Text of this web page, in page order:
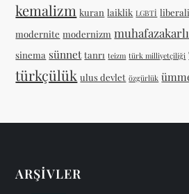
kemalizm kuran laiklik LGBTİ
modernite modernizm
sinema sünnet tanrı teizm türk milliyetçiliği
türkçülük ulus devlet özgürlük
ARŞIVLER